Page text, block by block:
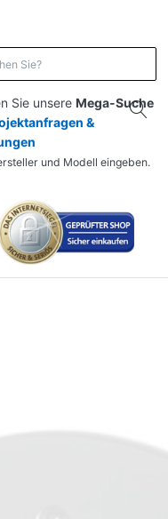
Sie unsere Mega-Suche
&
und Modell eingeben.